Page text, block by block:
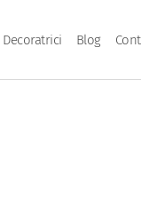
Decoratrici Blog